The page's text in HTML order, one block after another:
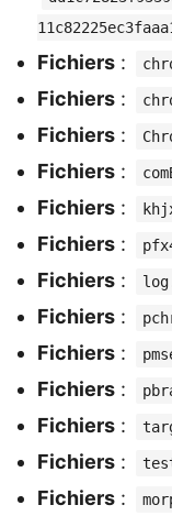
Fichiers :
Fichiers :
Fichiers :
Fichiers :
Fichiers :
Fichiers :
Fichiers :
Fichiers :
Fichiers :
Fichiers :
Fichiers :
Fichiers :
Fichiers :